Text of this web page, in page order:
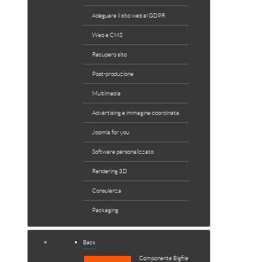
Adeguare il sito web al GDPR
Web e CMS
Recupero sito
Post-produzione
Multimedia
Advertising e immagine coordinata
Joomla for you
Software personalizzato
Rendering 3D
Consulenza
Packaging
Back
Componente Bigfile